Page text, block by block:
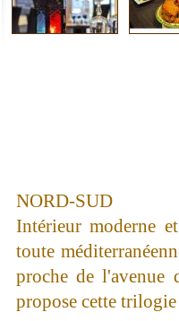
NORD-SUD
Intérieur moderne
toute
proche de l'avenue
propose cette